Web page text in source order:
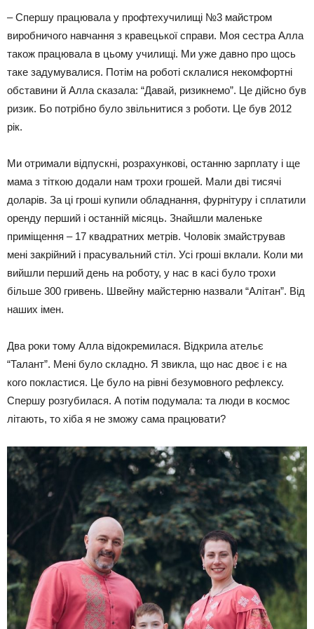
– Спершу працювала у профтехучилищі №3 майстром
виробничого навчання з кравецької справи. Моя сестра Алла
також працювала в цьому училищі. Ми уже давно про щось
таке задумувалися. Потім на роботі склалися некомфортні
обставини й Алла сказала: “Давай, ризикнемо”. Це дійсно був
ризик. Бо потрібно було звільнитися з роботи. Це був 2012
рік.
Ми отримали відпускні, розрахункові, останню зарплату і ще
мама з тіткою додали нам трохи грошей. Мали дві тисячі
доларів. За ці гроші купили обладнання, фурнітуру і сплатили
оренду перший і останній місяць. Знайшли маленьке
приміщення – 17 квадратних метрів. Чоловік змайстрував
мені закрійний і прасувальний стіл. Усі гроші вклали. Коли ми
вийшли перший день на роботу, у нас в касі було трохи
більше 300 гривень. Швейну майстерню назвали “Алітан”. Від
наших імен.
Два роки тому Алла відокремилася. Відкрила ательє
“Талант”. Мені було складно. Я звикла, що нас двоє і є на
кого покластися. Це було на рівні безумовного рефлексу.
Спершу розгубилася. А потім подумала: та люди в космос
літають, то хіба я не зможу сама працювати?